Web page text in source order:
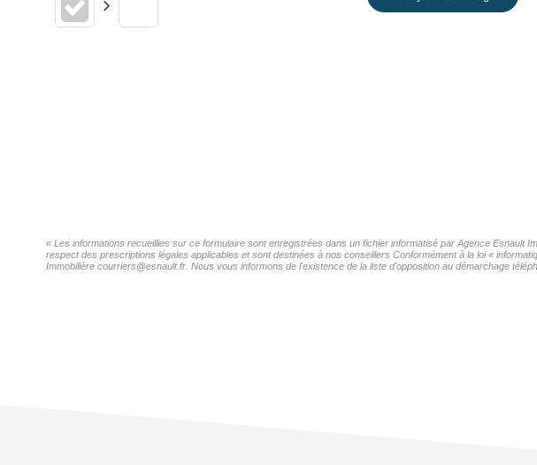
« Les informations recueillies sur ce formulaire sont enregistrées dans un fichier informatisé par Agence
respect des prescriptions légales applicables et sont destinées à nos conseillers Conformément à la loi «
Immobilière courriers@esnault.fr. Nous vous informons de l'existence de la liste d'opposition au démarchage